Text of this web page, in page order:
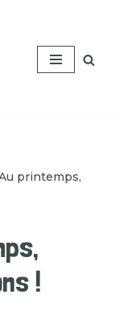
printemps,
!